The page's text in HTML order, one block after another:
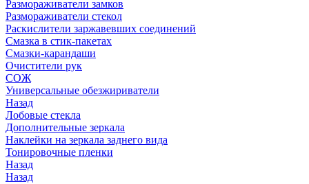
Размораживатели замков
Размораживатели стекол
Раскислители заржавевших соединений
Смазка в стик-пакетах
Смазки-карандаши
Очистители рук
СОЖ
Универсальные обезжириватели
Назад
Лобовые стекла
Дополнительные зеркала
Наклейки на зеркала заднего вида
Тонировочные пленки
Назад
Назад